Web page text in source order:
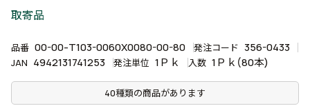
取寄品
品番 00-00-T103-0060X0080-00-80 発注コード 356-0433
JAN 4942131741253 発注単位 1Ｐｋ 入数 1Ｐｋ(80本)
40種類の商品があります